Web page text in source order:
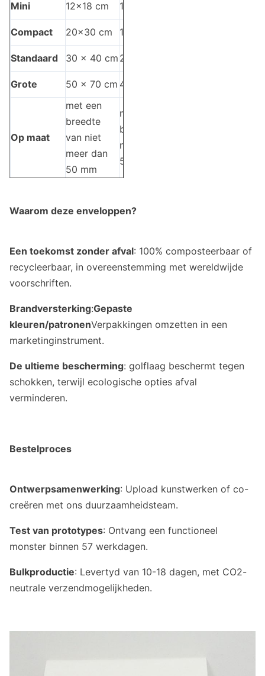
Mini 12x18 cm 10x15 cm
Compact 20x30 cm 15x25 cm
Standaard 30 x 40 cm 25x35 cm
Grote 50 x 70 cm 40x60 cm
Op maat
met een
breedte
van niet
meer dan
50 mm
met een
breedte van
niet meer dan
50 mm
Waarom deze enveloppen?
Een toekomst zonder afval: 100% composteerbaar of
recycleerbaar, in overeenstemming met wereldwijde
voorschriften.
Brandversterking:Gepaste
kleuren/patronenVerpakkingen omzetten in een
marketinginstrument.
De ultieme bescherming: golflaag beschermt tegen
schokken, terwijl ecologische opties afval
verminderen.
Bestelproces
Ontwerpsamenwerking: Upload kunstwerken of co-
creëren met ons duurzaamheidsteam.
Test van prototypes: Ontvang een functioneel
monster binnen 5­7 werkdagen.
Bulkproductie: Levertyd van 10-18 dagen, met CO2-
neutrale verzendmogelijkheden.